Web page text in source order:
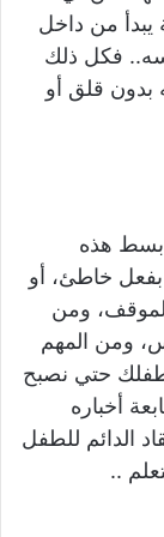
من داخل
فكل ذلك
بدون قلق أو
هذه
خاطئ، أو
ومن
ومن المهم
حتي نصبح
أخباره
الدائم للطفل
..